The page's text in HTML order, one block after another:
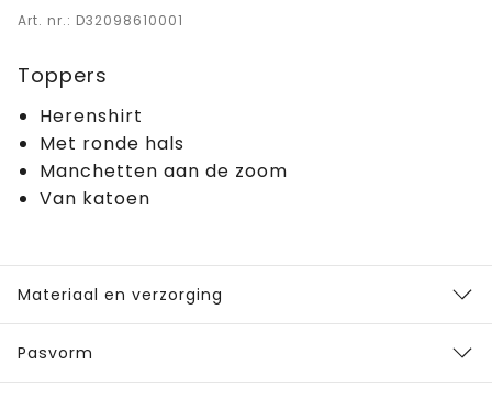
Art. nr.: D32098610001
Toppers
Herenshirt
Met ronde hals
Manchetten aan de zoom
Van katoen
Materiaal en verzorging
Pasvorm